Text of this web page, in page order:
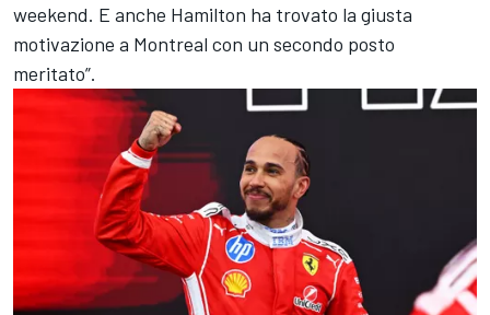
weekend. E anche Hamilton ha trovato la giusta
motivazione a Montreal con un secondo posto
meritato”.